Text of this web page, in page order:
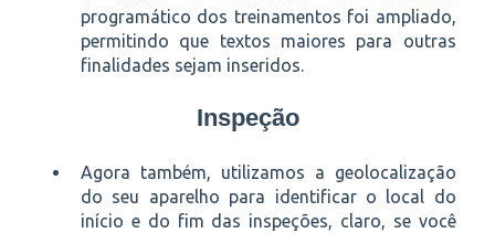
programático dos treinamentos foi ampliado,
permitindo que textos maiores para outras
finalidades sejam inseridos.
Inspeção
Agora também, utilizamos a geolocalização
do seu aparelho para identificar o local do
início e do fim das inspeções, claro, se você